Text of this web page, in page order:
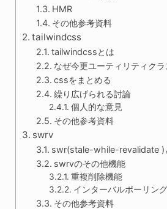
HMR
その他参考資料
tailwindcss
tailwindcssとは
なぜ今更ユーティリティク
cssをまとめる
繰り広げられる討論
個人的な意見
その他参考資料
swrv
swr(stale-while-revalidate )
swrvのその他機能
重複削除機能
インターバルポーリング
その他参考資料